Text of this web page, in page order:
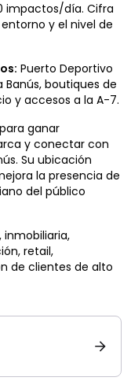
impactos/día. Cifra
y el nivel de
Puerto Deportivo
Banús, boutiques de
y accesos a la A-7.
ganar
y conectar con
Su ubicación
la presencia de
del público
retail,
de clientes de alto